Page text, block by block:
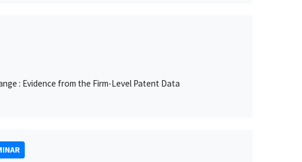
: Evidence from the Firm-Level Patent Data